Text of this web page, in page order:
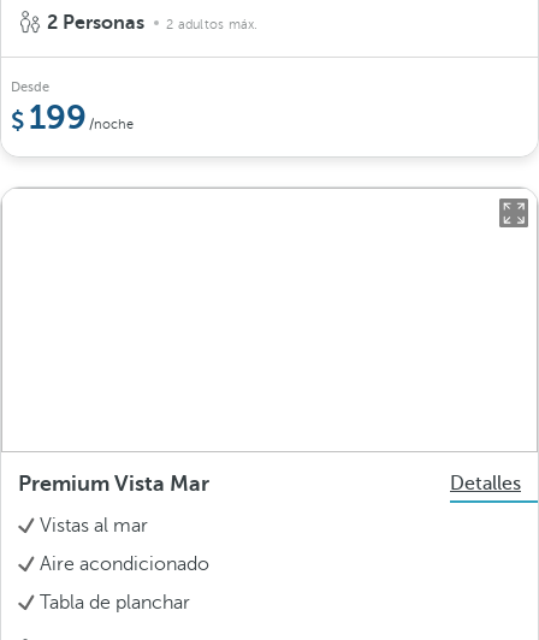
2 Personas 2 adultos máx.
Desde
199 /noche
Premium Vista Mar
Detalles
Vistas al mar
Aire acondicionado
Tabla de planchar